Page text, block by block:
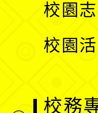
校園
校園
校務